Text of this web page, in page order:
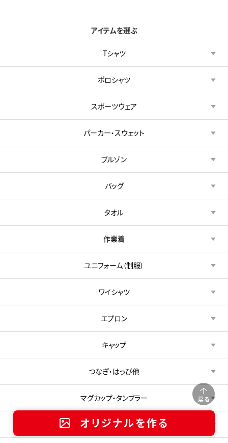
戻る
オリジナルを作る
アイテムを選ぶ
Tシャツ
ポロシャツ
スポーツウェア
パーカー・スウェット
ブルゾン
バッグ
タオル
作業着
ユニフォーム（制服）
ワイシャツ
エプロン
キャップ
つなぎ・はっぴ他
マグカップ・タンブラー
文具・ステーショナリー